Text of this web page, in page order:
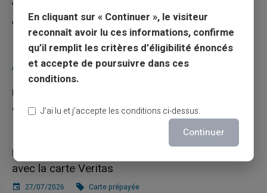
Escroquerie
Articles récents
Une carte bancaire gratuite sans compte, ça
existe ?
Utilisation responsable du paiement mobile
avec la carte Veritas
27/07/2026 Carte prépayée
En cliquant sur « Continuer », le visiteur
reconnaît avoir lu ces informations, confirme
qu’il remplit les critères d’éligibilité énoncés
et accepte de poursuivre dans ces
conditions.
J’ai lu et j’accepte les conditions ci-dessus.
Continuer